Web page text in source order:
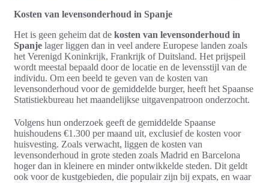
Kosten van levensonderhoud in Spanje
Het is geen geheim dat de kosten van levensonderhoud in
Spanje lager liggen dan in veel andere Europese landen zoals
het Verenigd Koninkrijk, Frankrijk of Duitsland. Het prijspeil
wordt meestal bepaald door de locatie en de levensstijl van de
individu. Om een beeld te geven van de kosten van
levensonderhoud voor de gemiddelde burger, heeft het Spaanse
Statistiekbureau het maandelijkse uitgavenpatroon onderzocht.
Volgens hun onderzoek geeft de gemiddelde Spaanse
huishoudens €1.300 per maand uit, exclusief de kosten voor
huisvesting. Zoals verwacht, liggen de kosten van
levensonderhoud in grote steden zoals Madrid en Barcelona
hoger dan in kleinere en minder ontwikkelde steden. Dit geldt
ook voor de kustgebieden, die populair zijn bij expats, en waar